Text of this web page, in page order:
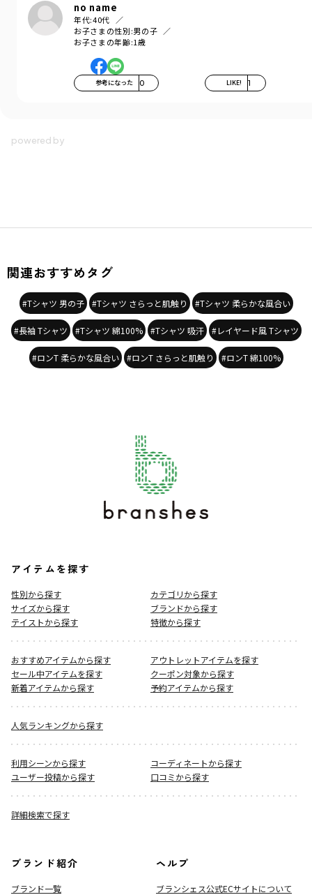
no name
年代:40代
お子さまの性別:男の子
お子さまの年齢:1歳
参考になった 0 LIKE! 1
関連おすすめタグ
#Tシャツ 男の子 #Tシャツ さらっと肌触り #Tシャツ 柔らかな風合い
#長袖 Tシャツ #Tシャツ 綿100% #Tシャツ 吸汗 #レイヤード風 Tシャツ
#ロンT 柔らかな風合い #ロンT さらっと肌触り #ロンT 綿100%
アイテムを探す
性別から探す
カテゴリから探す
サイズから探す
ブランドから探す
テイストから探す
特徴から探す
おすすめアイテムから探す
アウトレットアイテムを探す
セール中アイテムを探す
クーポン対象から探す
新着アイテムから探す
予約アイテムから探す
人気ランキングから探す
利用シーンから探す
コーディネートから探す
ユーザー投稿から探す
口コミから探す
詳細検索で探す
ブランド紹介
ブランド一覧
ヘルプ
ブランシェス公式ECサイトについて